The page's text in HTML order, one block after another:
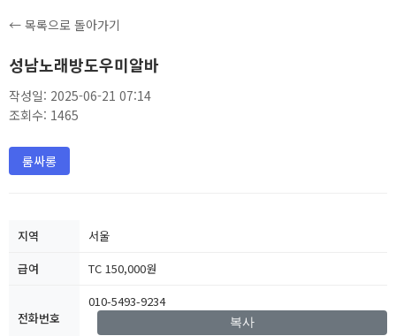
← 목록으로 돌아가기
성남노래방도우미알바
작성일: 2025-06-21 07:14
조회수: 1465
룸싸롱
지역
서울
급여
TC 150,000원
전화번호
010-5493-9234
복사